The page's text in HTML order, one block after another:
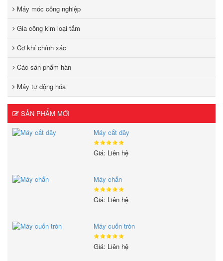
Máy móc công nghiệp
Gia công kim loại tấm
Cơ khí chính xác
Các sản phẩm hàn
Máy tự động hóa
SẢN PHẨM MỚI
Máy cắt dây
Giá: Liên hệ
Máy chấn
Giá: Liên hệ
Máy cuốn tròn
Giá: Liên hệ